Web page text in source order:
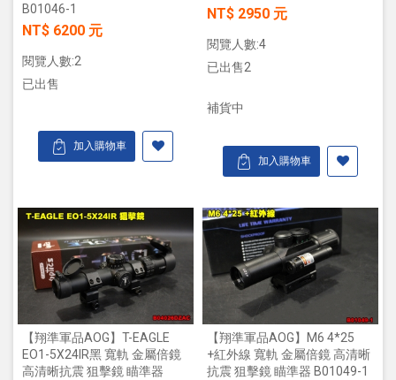
B01046-1
NT$ 6200 元
閱覽人數:2
已出售
加入購物車
NT$ 2950 元
閱覽人數:4
已出售2
補貨中
加入購物車
【翔準軍品AOG】T-EAGLE
EO1-5X24IR黑 寬軌 金屬倍鏡
高清晰抗震 狙擊鏡 瞄準器
【翔準軍品AOG】M6 4*25
+紅外線 寬軌 金屬倍鏡 高清晰
抗震 狙擊鏡 瞄準器 B01049-1